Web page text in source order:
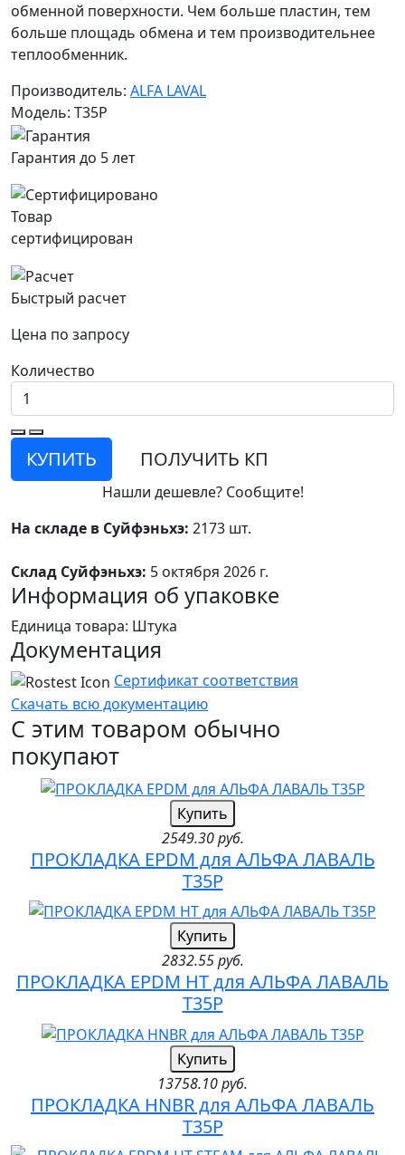
обменной поверхности. Чем больше пластин, тем
больше площадь обмена и тем производительнее
теплообменник.
Производитель: ALFA LAVAL
Модель: T35P
Гарантия до 5 лет
Товар
сертифицирован
Быстрый расчет
Цена по запросу
Количество
КУПИТЬ ПОЛУЧИТЬ КП
Нашли дешевле? Сообщите!
На складе в Суйфэньхэ: 2173 шт.
Склад Суйфэньхэ: 5 октября 2026 г.
Информация об упаковке
Единица товара: Штука
Документация
Сертификат соответствия
Скачать всю документацию
С этим товаром обычно
покупают
Купить
2549.30 руб.
ПРОКЛАДКА EPDM для АЛЬФА ЛАВАЛЬ
T35P
Купить
2832.55 руб.
ПРОКЛАДКА EPDM HT для АЛЬФА ЛАВАЛЬ
T35P
Купить
13758.10 руб.
ПРОКЛАДКА HNBR для АЛЬФА ЛАВАЛЬ
T35P